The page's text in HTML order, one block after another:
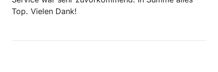
Top. Vielen Dank!